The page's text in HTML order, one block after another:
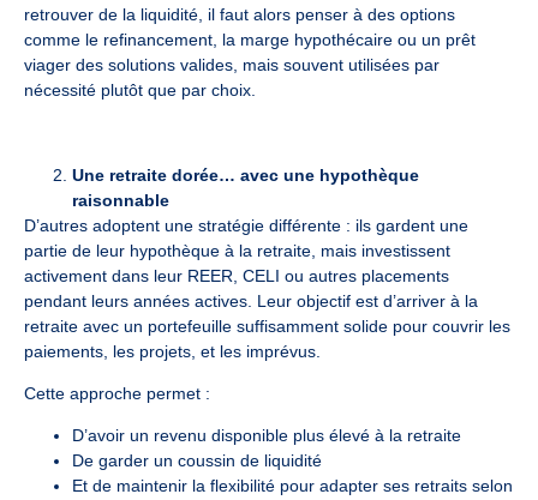
retrouver de la liquidité, il faut alors penser à des options
comme le refinancement, la marge hypothécaire ou un prêt
viager des solutions valides, mais souvent utilisées par
nécessité plutôt que par choix.
Une retraite dorée… avec une hypothèque
raisonnable
D’autres adoptent une stratégie différente : ils gardent une
partie de leur hypothèque à la retraite, mais investissent
activement dans leur REER, CELI ou autres placements
pendant leurs années actives. Leur objectif est d’arriver à la
retraite avec un portefeuille suffisamment solide pour couvrir les
paiements, les projets, et les imprévus.
Cette approche permet :
D’avoir un revenu disponible plus élevé à la retraite
De garder un coussin de liquidité
Et de maintenir la flexibilité pour adapter ses retraits selon